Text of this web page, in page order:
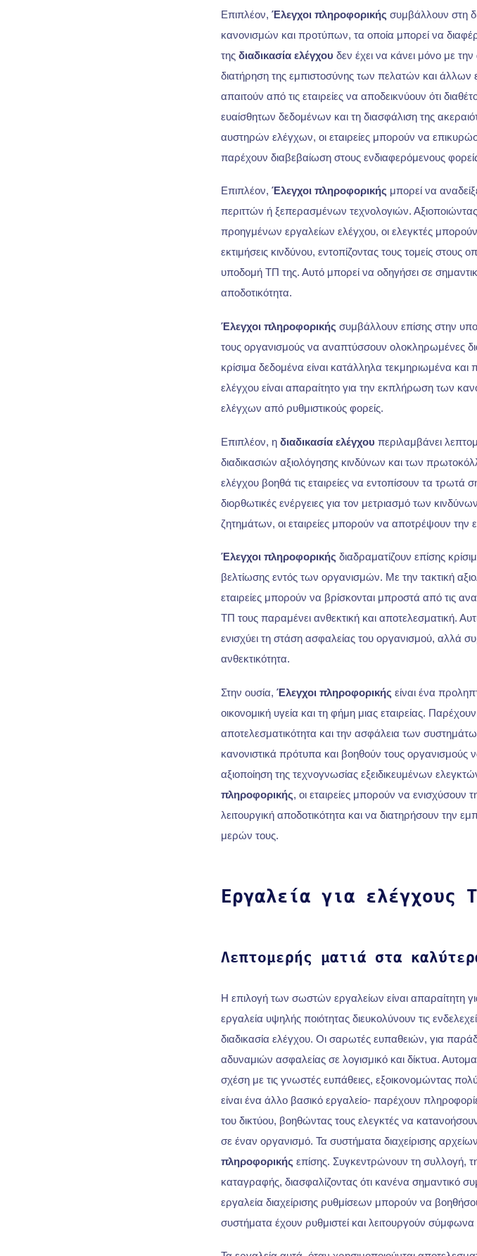
Επιπλέον, Έλεγχοι πληροφορικής συμβάλλουν στη
κανονισμών και προτύπων, τα οποία μπορεί να
της διαδικασία ελέγχου δεν έχει να κάνει μόνο με
διατήρηση της εμπιστοσύνης των πελατών και
απαιτούν από τις εταιρείες να αποδεικνύουν ότι
ευαίσθητων δεδομένων και τη διασφάλιση της
αυστηρών ελέγχων, οι εταιρείες μπορούν να
παρέχουν διαβεβαίωση στους ενδιαφερόμενους
Επιπλέον, Έλεγχοι πληροφορικής μπορεί να
περιττών ή ξεπερασμένων τεχνολογιών. Αξιοποιώντας
προηγμένων εργαλείων ελέγχου, οι ελεγκτές
εκτιμήσεις κινδύνου, εντοπίζοντας τους τομείς στους
υποδομή ΤΠ της. Αυτό μπορεί να οδηγήσει σε
αποδοτικότητα.
Έλεγχοι πληροφορικής συμβάλλουν επίσης στην
τους οργανισμούς να αναπτύσσουν ολοκληρωμένες
κρίσιμα δεδομένα είναι κατάλληλα τεκμηριωμένα
ελέγχου είναι απαραίτητο για την εκπλήρωση των
ελέγχων από ρυθμιστικούς φορείς.
Επιπλέον, η διαδικασία ελέγχου περιλαμβάνει
διαδικασιών αξιολόγησης κινδύνων και των
ελέγχου βοηθά τις εταιρείες να εντοπίσουν τα
διορθωτικές ενέργειες για τον μετριασμό των
ζητημάτων, οι εταιρείες μπορούν να αποτρέψουν
Έλεγχοι πληροφορικής διαδραματίζουν επίσης
βελτίωσης εντός των οργανισμών. Με την τακτική
εταιρείες μπορούν να βρίσκονται μπροστά από τις
ΤΠ τους παραμένει ανθεκτική και αποτελεσματική.
ενισχύει τη στάση ασφαλείας του οργανισμού, αλλά
ανθεκτικότητα.
Στην ουσία, Έλεγχοι πληροφορικής είναι ένα
οικονομική υγεία και τη φήμη μιας εταιρείας.
αποτελεσματικότητα και την ασφάλεια των
κανονιστικά πρότυπα και βοηθούν τους οργανισμούς
αξιοποίηση της τεχνογνωσίας εξειδικευμένων
πληροφορικής, οι εταιρείες μπορούν να
λειτουργική αποδοτικότητα και να διατηρήσουν την
μερών τους.
Εργαλεία για ελέγχους
Λεπτομερής ματιά στα
Η επιλογή των σωστών εργαλείων είναι απαραίτητη
εργαλεία υψηλής ποιότητας διευκολύνουν τις
διαδικασία ελέγχου. Οι σαρωτές ευπαθειών, για
αδυναμιών ασφαλείας σε λογισμικό και δίκτυα.
σχέση με τις γνωστές ευπάθειες, εξοικονομώντας
είναι ένα άλλο βασικό εργαλείο- παρέχουν
του δικτύου, βοηθώντας τους ελεγκτές να
σε έναν οργανισμό. Τα συστήματα διαχείρισης
πληροφορικής επίσης. Συγκεντρώνουν τη συλλογή,
καταγραφής, διασφαλίζοντας ότι κανένα σημαντικό
εργαλεία διαχείρισης ρυθμίσεων μπορούν να
συστήματα έχουν ρυθμιστεί και λειτουργούν